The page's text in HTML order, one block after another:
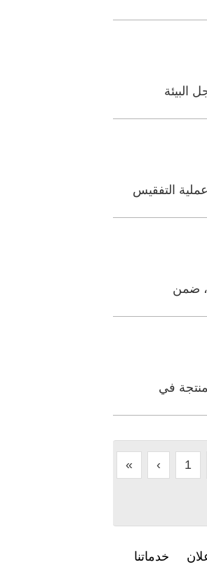
البيئة
التفقيس
في
« ‹ 1
خدماتنا